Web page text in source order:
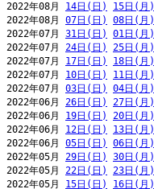
2022年08月 14日(日) 15日(月)
2022年08月 07日(日) 08日(月)
2022年07月 31日(日) 01日(月)
2022年07月 24日(日) 25日(月)
2022年07月 17日(日) 18日(月)
2022年07月 10日(日) 11日(月)
2022年07月 03日(日) 04日(月)
2022年06月 26日(日) 27日(月)
2022年06月 19日(日) 20日(月)
2022年06月 12日(日) 13日(月)
2022年06月 05日(日) 06日(月)
2022年05月 29日(日) 30日(月)
2022年05月 22日(日) 23日(月)
2022年05月 15日(日) 16日(月)